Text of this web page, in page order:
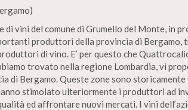
di vini del comune di Grumello del Monte, in
produttori della provincia di Bergamo,
di vino. E’ per questo che
trovato nella regione Lombardia, vi
di Bergamo. Queste zone sono
stimolato ulteriormente i produttori ad
ed affrontare nuovi mercati. I vini